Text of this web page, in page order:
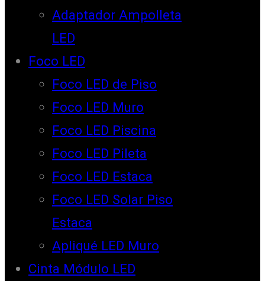
Adaptador Ampolleta
LED
Foco LED
Foco LED de Piso
Foco LED Muro
Foco LED Piscina
Foco LED Pileta
Foco LED Estaca
Foco LED Solar Piso
Estaca
Apliqué LED Muro
Cinta Módulo LED